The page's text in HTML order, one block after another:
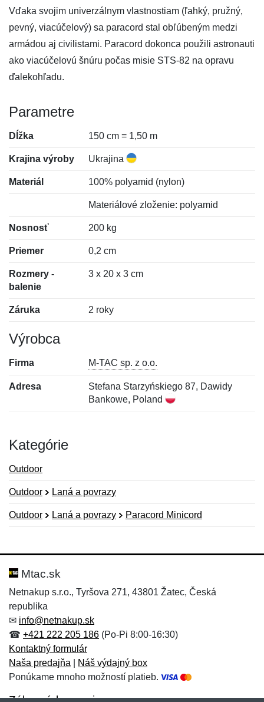
Vďaka svojim univerzálnym vlastnostiam (ľahký, pružný,
pevný, viacúčelový) sa paracord stal obľúbeným medzi
armádou aj civilistami. Paracord dokonca použili astronauti
ako viacúčelovú šnúru počas misie STS-82 na opravu
ďalekohľadu.
Parametre
Dĺžka 150 cm = 1,50 m
Krajina výroby Ukrajina
Materiál 100% polyamid (nylon)
Materiálové zloženie: polyamid
Nosnosť 200 kg
Priemer 0,2 cm
Rozmery -
balenie
3 x 20 x 3 cm
Záruka 2 roky
Výrobca
Firma M-TAC sp. z o.o.
Adresa
Stefana Starzyńskiego 87, Dawidy
Bankowe, Poland
Kategórie
Outdoor
Outdoor Laná a povrazy
Outdoor Laná a povrazy Paracord Minicord
Hodnotenie:
Meno:*
E-mail:
Meno:
E-mail:*
Správa*
Mtac.sk
Netnakup s.r.o., Tyršova 271, 43801 Žatec, Česká
republika
✉ info@netnakup.sk
☎ +421 222 205 186 (Po-Pi 8:00-16:30)
Kontaktný formulár
Naša predajňa
Náš výdajný box
Ponúkame mnoho možností platieb.